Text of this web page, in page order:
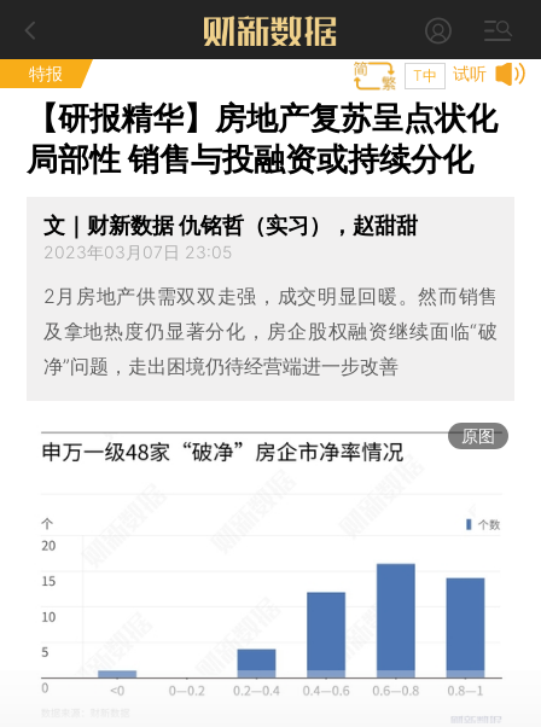
特报 试听
T中
【研报精华】房地产复苏呈点状化
局部性 销售与投融资或持续分化
文｜财新数据 仇铭哲（实习），赵甜甜
2023年03月07日 23:05
2月房地产供需双双走强，成交明显回暖。然而销售
及拿地热度仍显著分化，房企股权融资继续面临“破
净”问题，走出困境仍待经营端进一步改善
原图